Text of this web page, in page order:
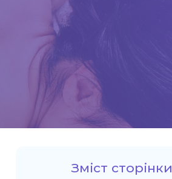
Зміст сторінки